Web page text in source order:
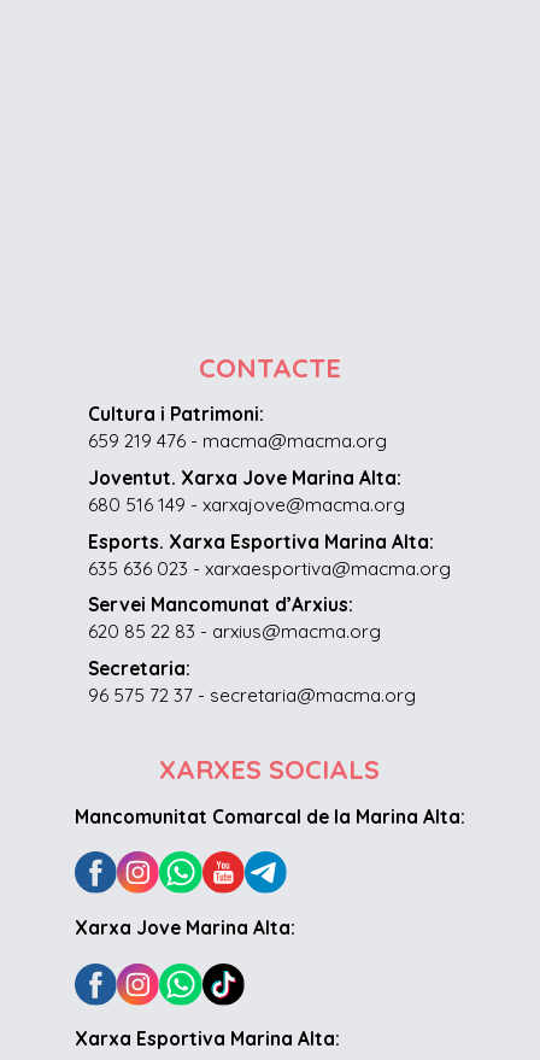
CONTACTE
Cultura i Patrimoni:
659 219 476 - macma@macma.org
Joventut. Xarxa Jove Marina Alta:
680 516 149 - xarxajove@macma.org
Esports. Xarxa Esportiva Marina Alta:
635 636 023 - xarxaesportiva@macma.org
Servei Mancomunat d’Arxius:
620 85 22 83 - arxius@macma.org
Secretaria:
96 575 72 37 - secretaria@macma.org
XARXES SOCIALS
Mancomunitat Comarcal de la Marina Alta:
Xarxa Jove Marina Alta:
Xarxa Esportiva Marina Alta: